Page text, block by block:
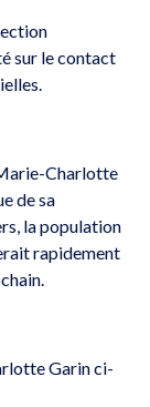
sur le contact
Charlotte
de sa
la population
rapidement
Garin ci-